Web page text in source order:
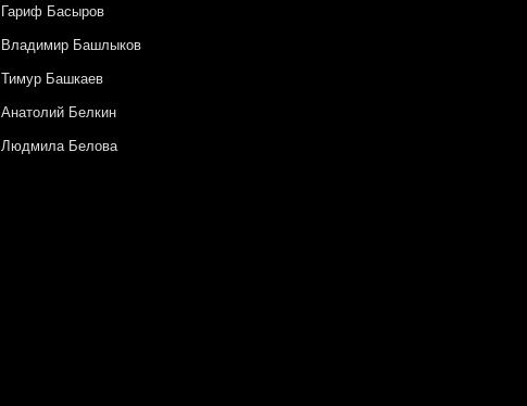
Гариф Басыров
Владимир Башлыков
Тимур Башкаев
Анатолий Белкин
Людмила Белова